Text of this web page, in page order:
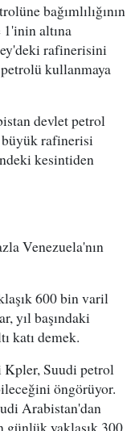
bağımlılığının
1'inin altına
rafinerisini
kullanmaya
devlet petrol
rafinerisi
kesintiden
Venezuela'nın
600 bin varil
yıl başındaki
katı demek.
Suudi petrol
öngörüyor.
Arabistan'dan
günlük yaklaşık 300